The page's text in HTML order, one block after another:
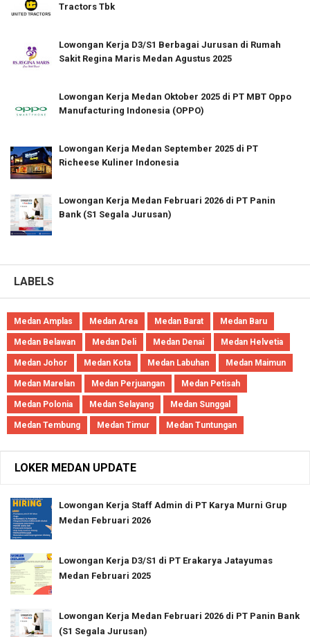
Tractors Tbk
Lowongan Kerja D3/S1 Berbagai Jurusan di Rumah
Sakit Regina Maris Medan Agustus 2025
Lowongan Kerja Medan Oktober 2025 di PT MBT Oppo
Manufacturing Indonesia (OPPO)
Lowongan Kerja Medan September 2025 di PT
Richeese Kuliner Indonesia
Lowongan Kerja Medan Februari 2026 di PT Panin
Bank (S1 Segala Jurusan)
LABELS
Medan Amplas Medan Area Medan Barat Medan Baru
Medan Belawan Medan Deli Medan Denai Medan Helvetia
Medan Johor Medan Kota Medan Labuhan Medan Maimun
Medan Marelan Medan Perjuangan Medan Petisah
Medan Polonia Medan Selayang Medan Sunggal
Medan Tembung Medan Timur Medan Tuntungan
LOKER MEDAN UPDATE
Lowongan Kerja Staff Admin di PT Karya Murni Grup
Medan Februari 2026
Lowongan Kerja D3/S1 di PT Erakarya Jatayumas
Medan Februari 2025
Lowongan Kerja Medan Februari 2026 di PT Panin Bank
(S1 Segala Jurusan)